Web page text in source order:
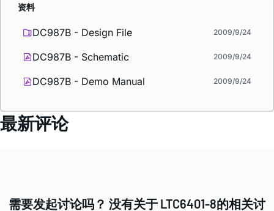
资料
DC987B - Design File 2009/9/24
DC987B - Schematic 2009/9/24
DC987B - Demo Manual 2009/9/24
最新评论
需要发起讨论吗？ 没有关于 LTC6401-8的相关讨